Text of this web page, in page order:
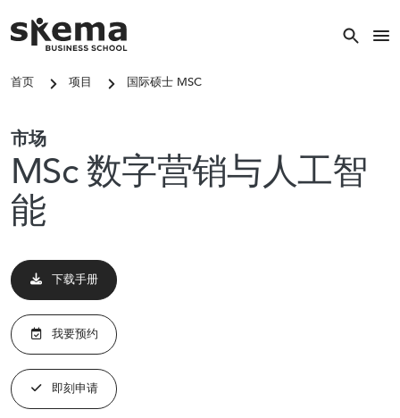
常见的关键词
国际硕士
校区
BBA
首页 项目 国际硕士 MSC
市场
MSc 数字营销与人工智
能
下载手册
我要预约
即刻申请
图像